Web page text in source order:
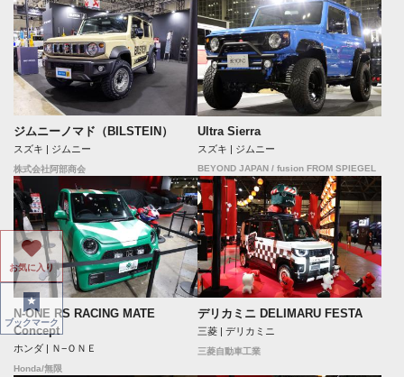
ジムニーノマド（BILSTEIN）
スズキ | ジムニー
株式会社阿部商会
Ultra Sierra
スズキ | ジムニー
BEYOND JAPAN / fusion FROM SPIEGEL
N-ONE RS RACING MATE
Concept
ホンダ | Ｎ−ＯＮＥ
Honda/無限
デリカミニ DELIMARU FESTA
三菱 | デリカミニ
三菱自動車工業
お気に入り
ブックマーク